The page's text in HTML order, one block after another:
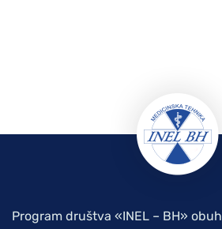
Program društva «INEL – BH»